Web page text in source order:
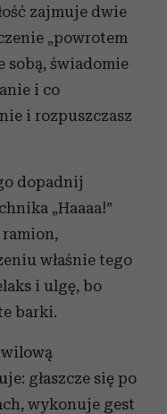
zajmuje dwie
„powrotem
sobą, świadomie
i co
i rozpuszczasz
dopadnij
„Haaaa!”
właśnie tego
i ulgę, bo
barki.
głaszcze się po
wykonuje gest